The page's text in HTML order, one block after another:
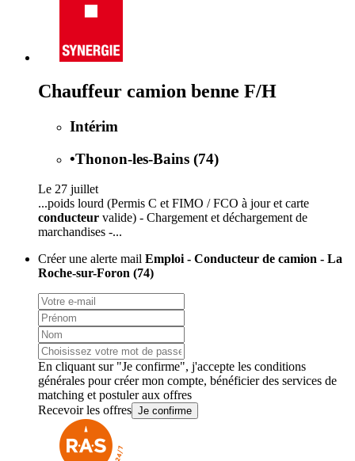
Chauffeur camion benne F/H
Intérim
•Thonon-les-Bains (74)
Le 27 juillet
...poids lourd (Permis C et FIMO / FCO à jour et carte
conducteur valide) - Chargement et déchargement de
marchandises -...
Créer une alerte mail Emploi - Conducteur de camion - La
Roche-sur-Foron (74)
En cliquant sur "Je confirme", j'accepte les conditions
générales pour créer mon compte, bénéficier des services de
matching et postuler aux offres
Recevoir les offres Je confirme